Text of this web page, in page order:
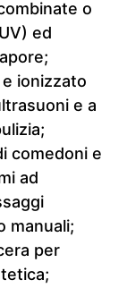
o
ed
ionizzato
e a
comedoni e
ad
manuali;
per